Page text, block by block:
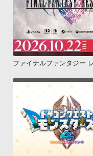
ファイナルファンタジー